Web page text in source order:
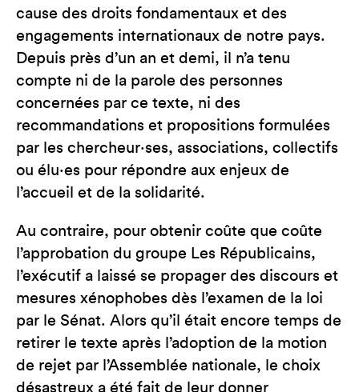
cause des droits fondamentaux et des
engagements internationaux de notre pays.
Depuis près d’un an et demi, il n’a tenu
compte ni de la parole des personnes
concernées par ce texte, ni des
recommandations et propositions formulées
par les chercheur·ses, associations, collectifs
ou élu·es pour répondre aux enjeux de
l’accueil et de la solidarité.
Au contraire, pour obtenir coûte que coûte
l’approbation du groupe Les Républicains,
l’exécutif a laissé se propager des discours et
mesures xénophobes dès l’examen de la loi
par le Sénat. Alors qu’il était encore temps de
retirer le texte après l’adoption de la motion
de rejet par l’Assemblée nationale, le choix
désastreux a été fait de leur donner